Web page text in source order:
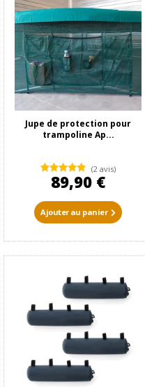
Jupe de protection pour
trampoline Ap...
(2 avis)
89,90 €
Ajouter au panier